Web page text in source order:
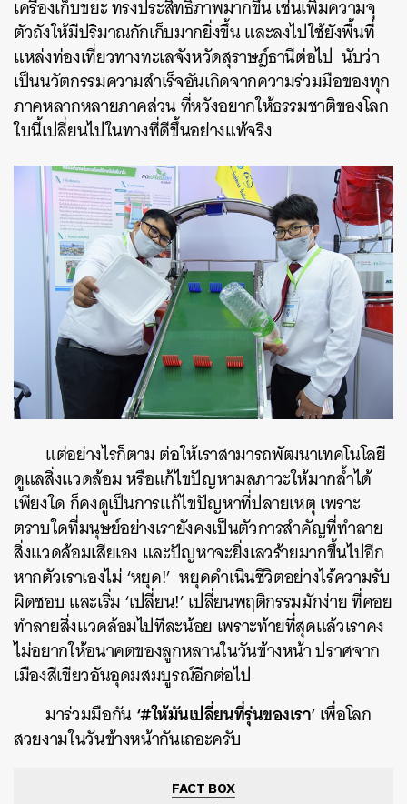
เครื่องเก็บขยะ ทรงประสิทธิภาพมากขึ้น เช่นเพิ่มความจุ
ตัวถังให้มีปริมาณกักเก็บมากยิ่งขึ้น และลงไปใช้ยังพื้นที่
แหล่งท่องเที่ยวทางทะเลจังหวัดสุราษฎ์ธานีต่อไป นับว่า
เป็นนวัตกรรมความสำเร็จอันเกิดจากความร่วมมือของทุก
ภาคหลากหลายภาคส่วน ที่หวังอยากให้ธรรมชาติของโลก
ใบนี้เปลี่ยนไปในทางที่ดีขึ้นอย่างแท้จริง
แต่อย่างไรก็ตาม ต่อให้เราสามารถพัฒนาเทคโนโลยี
ดูแลสิ่งแวดล้อม หรือแก้ไขปัญหามลภาวะให้มากล้ำได้
เพียงใด ก็คงดูเป็นการแก้ไขปัญหาที่ปลายเหตุ เพราะ
ตราบใดที่มนุษย์อย่างเรายังคงเป็นตัวการสำคัญที่ทำลาย
สิ่งแวดล้อมเสียเอง และปัญหาจะยิ่งเลวร้ายมากขึ้นไปอีก
หากตัวเราเองไม่ ‘หยุด!’ หยุดดำเนินชีวิตอย่างไร้ความรับ
ผิดชอบ และเริ่ม ‘เปลี่ยน!’ เปลี่ยนพฤติกรรมมักง่าย ที่คอย
ทำลายสิ่งแวดล้อมไปทีละน้อย เพราะท้ายที่สุดแล้วเราคง
ไม่อยากให้อนาคตของลูกหลานในวันข้างหน้า ปราศจาก
เมืองสีเขียวอันอุดมสมบูรณ์อีกต่อไป
มาร่วมมือกัน‘#ให้มันเปลี่ยนที่รุ่นของเรา’เพื่อโลก
สวยงามในวันข้างหน้ากันเถอะครับ
FACT BOX